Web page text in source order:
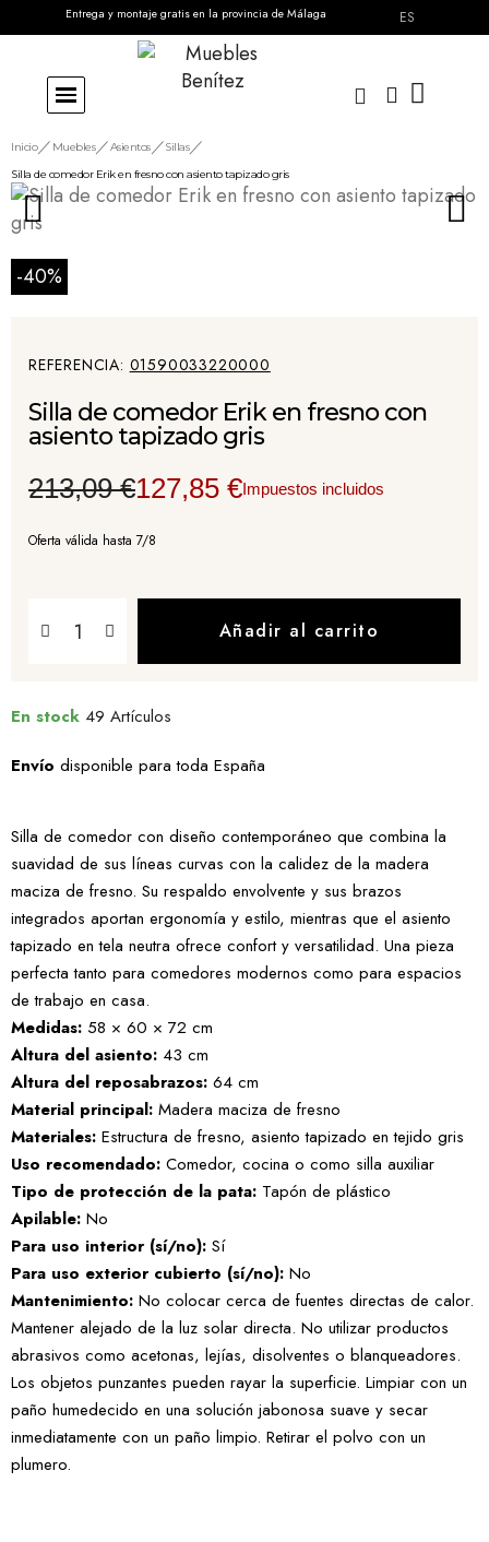
Entrega y montaje gratis en la provincia de Málaga ES
Inicio Muebles Asientos
Sillas
Silla de comedor Erik en fresno con asiento tapizado gris
-40%
REFERENCIA 01590033220000
Silla de comedor Erik en fresno con
asiento tapizado gris
213,09 €127,85 €Impuestos incluidos
Oferta válida hasta 7/8
Añadir al carrito
En stock 49 Artículos
Envío disponible para toda España
Silla de comedor con diseño contemporáneo que combina la
suavidad de sus líneas curvas con la calidez de la madera
maciza de fresno. Su respaldo envolvente y sus brazos
integrados aportan ergonomía y estilo, mientras que el asiento
tapizado en tela neutra ofrece confort y versatilidad. Una pieza
perfecta tanto para comedores modernos como para espacios
de trabajo en casa.
Medidas: 58 × 60 × 72 cm
Altura del asiento: 43 cm
Altura del reposabrazos: 64 cm
Material principal: Madera maciza de fresno
Materiales: Estructura de fresno, asiento tapizado en tejido gris
Uso recomendado: Comedor, cocina o como silla auxiliar
Tipo de protección de la pata: Tapón de plástico
Apilable: No
Para uso interior (sí/no): Sí
Para uso exterior cubierto (sí/no): No
Mantenimiento: No colocar cerca de fuentes directas de calor.
Mantener alejado de la luz solar directa. No utilizar productos
abrasivos como acetonas, lejías, disolventes o blanqueadores.
Los objetos punzantes pueden rayar la superficie. Limpiar con un
paño humedecido en una solución jabonosa suave y secar
inmediatamente con un paño limpio. Retirar el polvo con un
plumero.